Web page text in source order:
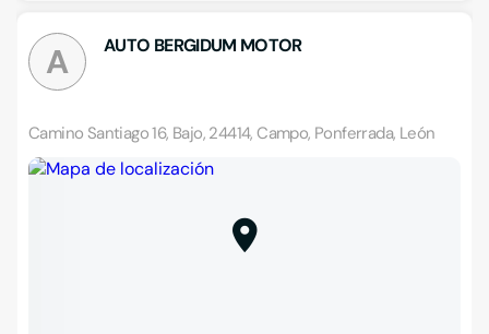
A AUTO BERGIDUM MOTOR
Camino Santiago 16, Bajo, 24414, Campo, Ponferrada, León